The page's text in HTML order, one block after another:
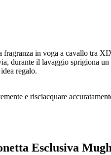
in voga a cavallo tra
durante il lavaggio sprigiona
regalo.
e risciacquare
Esclusiva